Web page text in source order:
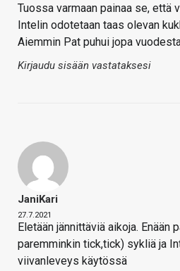
Tuossa varmaan painaa se, että
Intelin odotetaan taas olevan
Aiemmin Pat puhui jopa
Kirjaudu sisään vastataksesi
JaniKari
27.7.2021
Eletään jännittäviä aikoja. Enään
paremminkin tick,tick) sykliä ja
viivanleveys käytössä